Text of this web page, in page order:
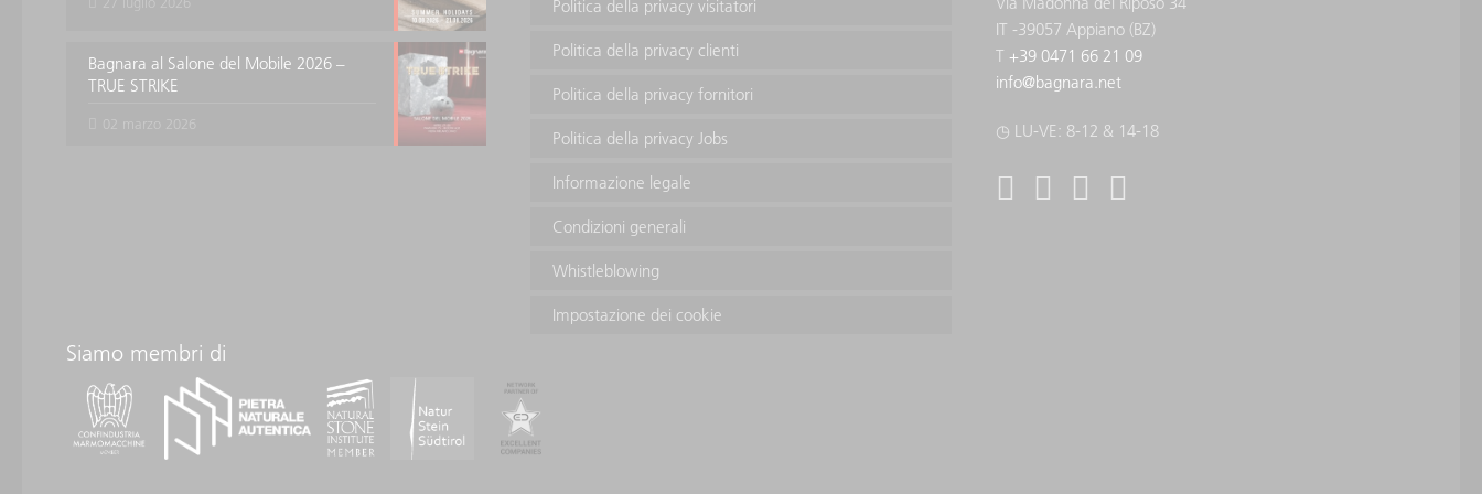
Bagnara al Salone del Mobile 2026 –
TRUE STRIKE
Politica della privacy visitatori
Politica della privacy clienti
Politica della privacy fornitori
Politica della privacy Jobs
Informazione legale
Condizioni generali
Whistleblowing
Impostazione dei cookie
IT -39057 Appiano (BZ)
T +39 0471 66 21 09
info@bagnara.net
◷ LU-VE: 8-12 & 14-18
Siamo membri di